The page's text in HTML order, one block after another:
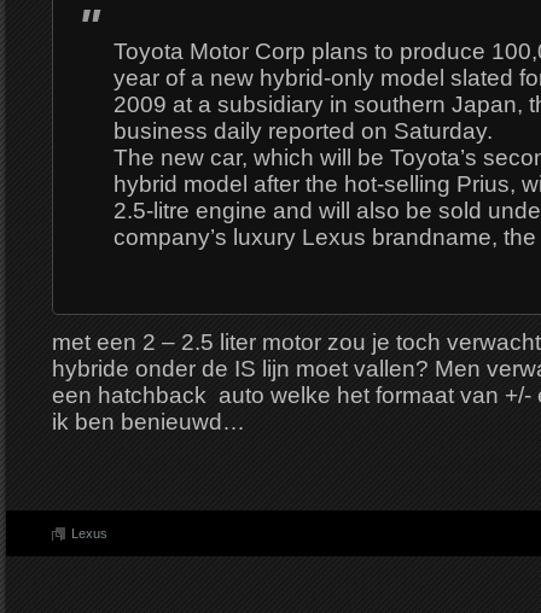
Toyota Motor Corp plans to produce
year of a new hybrid-only model slated
2009 at a subsidiary in southern Japan,
business daily reported on Saturday.
The new car, which will be Toyota’s
hybrid model after the hot-selling Prius,
2.5-litre engine and will also be sold
company’s luxury Lexus brandname,
met een 2 – 2.5 liter motor zou je toch
hybride onder de IS lijn moet vallen? Men
een hatchback auto welke het formaat van +/-
ik ben benieuwd…
Lexus